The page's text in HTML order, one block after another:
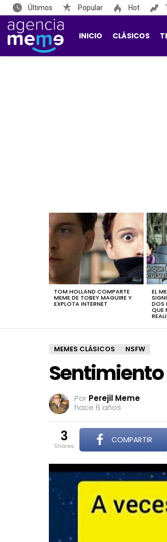
Últimos Popular Hot
INICIO CLÁSICOS
STORIES
TOM HOLLAND COMPARTE
MEME DE TOBEY MAGUIRE Y
EXPLOTA INTERNET
EL
DOS
QUE
MEMES CLÁSICOS NSFW
Por Perejil Meme
hace 6 años
3
shares
COMPARTIR